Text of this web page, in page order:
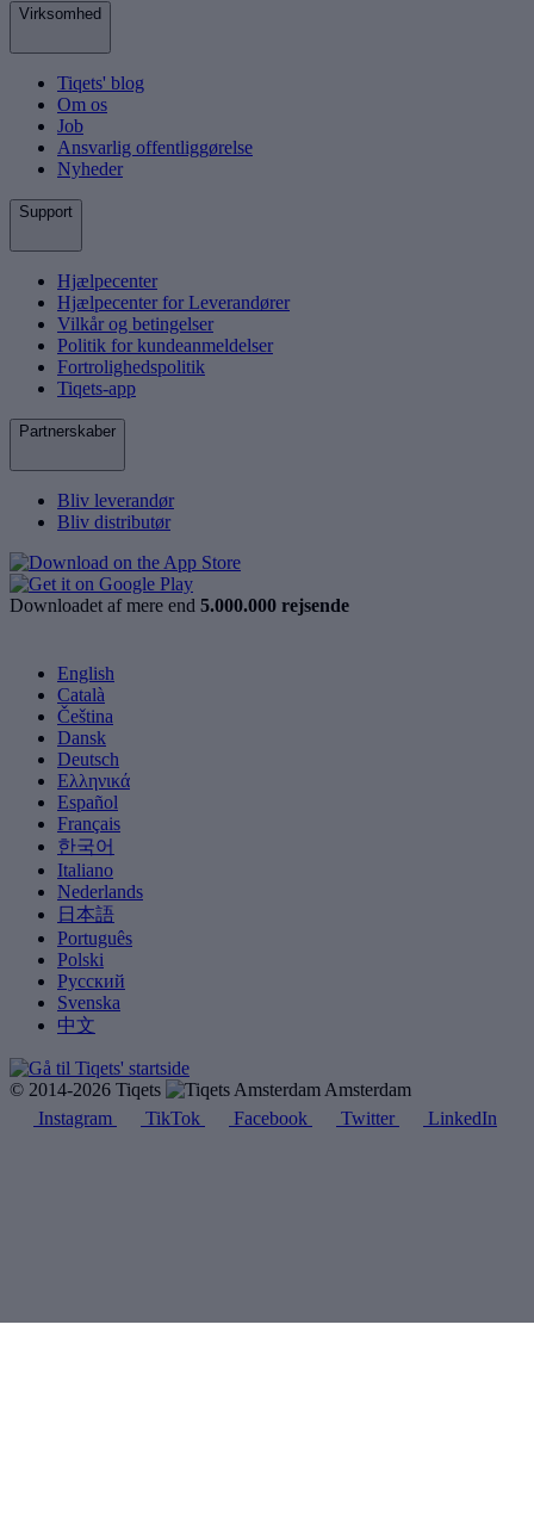
Virksomhed
Tiqets' blog
Om os
Job
Ansvarlig offentliggørelse
Nyheder
Support
Hjælpecenter
Hjælpecenter for Leverandører
Vilkår og betingelser
Politik for kundeanmeldelser
Fortrolighedspolitik
Tiqets-app
Partnerskaber
Bliv leverandør
Bliv distributør
Downloadet af mere end 5.000.000 rejsende
English
Català
Čeština
Dansk
Deutsch
Ελληνικά
Español
Français
한국어
Italiano
Nederlands
日本語
Português
Polski
Русский
Svenska
中文
© 2014-2026 Tiqets
Amsterdam
Instagram
TikTok Facebook Twitter LinkedIn